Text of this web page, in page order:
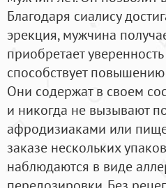
Благодаря сиалису
эрекция, мужчина
приобретает
способствует
Они содержат в своем
и никогда не вызывают
афродизиаками или
заказе нескольких
наблюдаются в виде